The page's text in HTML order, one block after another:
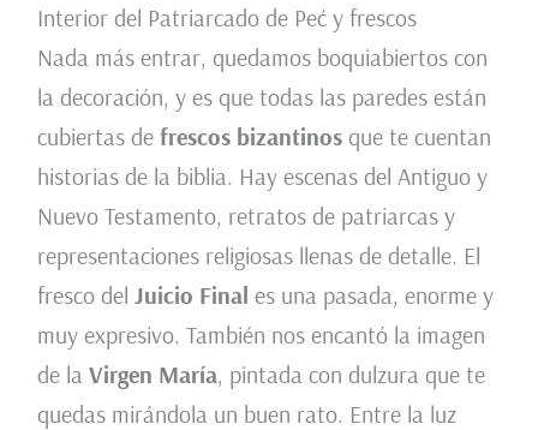
Interior del Patriarcado de Peć y frescos
Nada más entrar, quedamos boquiabiertos con
la decoración, y es que todas las paredes están
cubiertas de frescos bizantinosque te cuentan
historias de la biblia. Hay escenas del Antiguo y
Nuevo Testamento, retratos de patriarcas y
representaciones religiosas llenas de detalle. El
fresco del Juicio Final es una pasada, enorme y
muy expresivo. También nos encantó la imagen
de la Virgen María, pintada con dulzura que te
quedas mirándola un buen rato. Entre la luz